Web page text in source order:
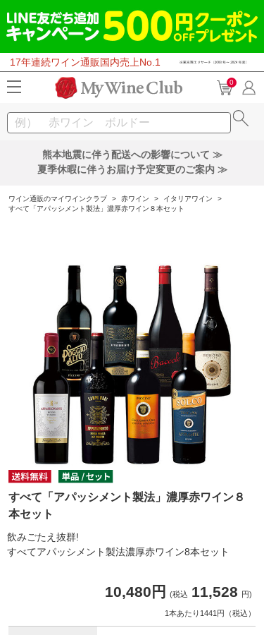
17年連続ワイン通販国内売上No.1
0
熊本地震に伴う配送への影響について ≫
夏季休暇に伴うお届け予定変更のご案内 ≫
ワイン通販のマイワインクラブ > 赤ワイン > イタリアワイン
>
すべて「アパッシメント製法」濃厚赤ワイン８本セット
すべて「アパッシメント製法」濃厚赤ワイン８
本セット
飲みごたえ抜群!
すべてアパッシメント製法濃厚赤ワイン8本セット
10,480円 (税込 11,528 円)
1本あたり1441円（税込）